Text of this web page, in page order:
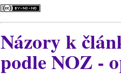
Názory k
podle NOZ -